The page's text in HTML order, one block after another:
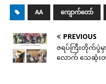
AA ကျောက်တော်
PREVIOUS
ဇရပ်ကြီးတိုက်ပွဲ
လောက် သေဆုံ